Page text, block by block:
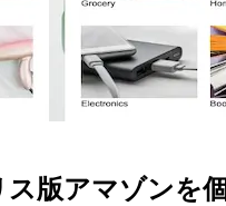
ス版アマゾンを